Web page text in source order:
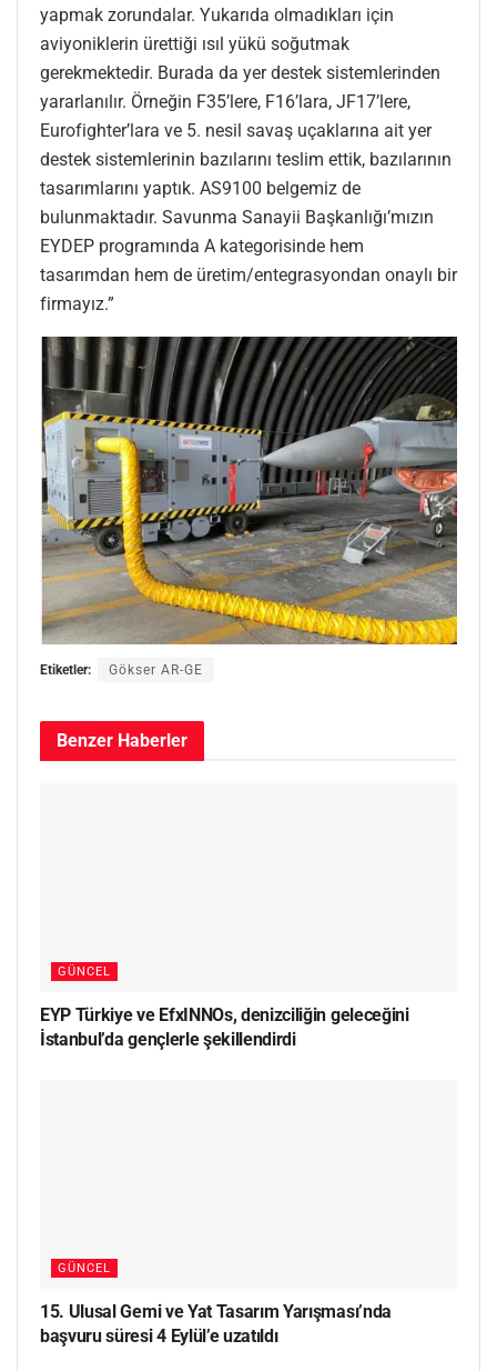
yapmak zorundalar. Yukarıda olmadıkları için
aviyoniklerin ürettiği ısıl yükü soğutmak
gerekmektedir. Burada da yer destek sistemlerinden
yararlanılır. Örneğin F35’lere, F16’lara, JF17’lere,
Eurofighter’lara ve 5. nesil savaş uçaklarına ait yer
destek sistemlerinin bazılarını teslim ettik, bazılarının
tasarımlarını yaptık. AS9100 belgemiz de
bulunmaktadır. Savunma Sanayii Başkanlığı’mızın
EYDEP programında A kategorisinde hem
tasarımdan hem de üretim/entegrasyondan onaylı bir
firmayız.”
Etiketler: Gökser AR-GE
Benzer Haberler
GÜNCEL
EYP Türkiye ve EfxINNOs, denizciliğin geleceğini
İstanbul’da gençlerle şekillendirdi
GÜNCEL
15. Ulusal Gemi ve Yat Tasarım Yarışması’nda
başvuru süresi 4 Eylül’e uzatıldı